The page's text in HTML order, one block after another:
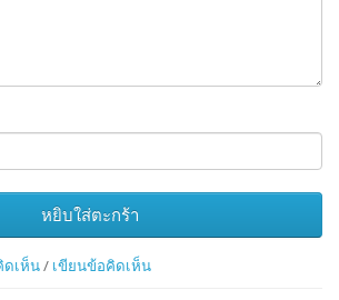
หยิบใส่ตะกร้า
ดเห็น/ เขียนข้อคิดเห็น